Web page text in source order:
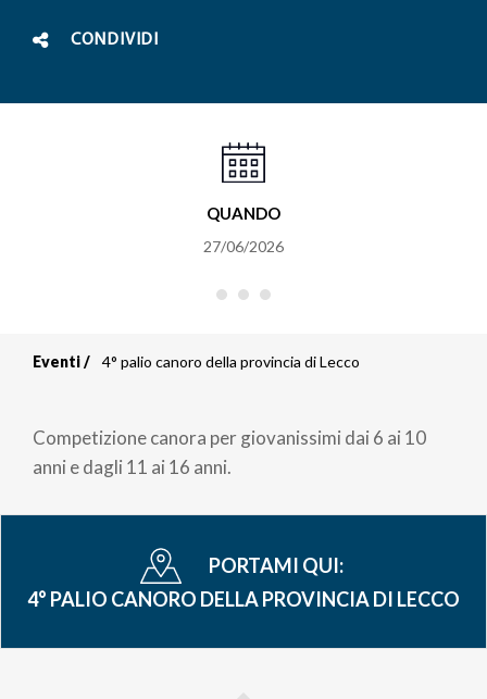
CONDIVIDI
QUANDO
27/06/2026
di
pane
Eventi 4° palio canoro della provincia di Lecco
Competizione canora per giovanissimi dai 6 ai 10
anni e dagli 11 ai 16 anni.
PORTAMI QUI:
4° PALIO CANORO DELLA PROVINCIA DI LECCO